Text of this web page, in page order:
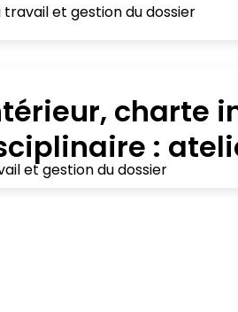
travail et gestion du dossier
charte
:
et gestion du dossier